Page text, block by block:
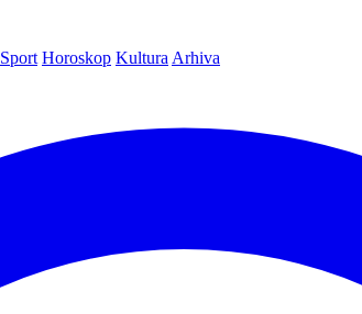
Sport Horoskop Kultura Arhiva